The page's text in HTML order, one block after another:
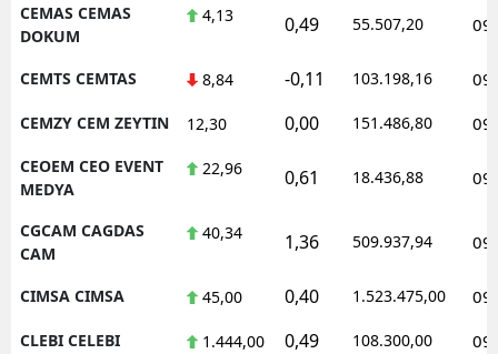
CEMAS CEMAS
DOKUM
4,13 0,49 55.507,20
CEMTS CEMTAS 8,84 -0,11 103.198,16
CEMZY CEM ZEYTIN 12,30 0,00 151.486,80
CEOEM CEO EVENT
MEDYA
22,96 0,61 18.436,88
CGCAM CAGDAS
CAM
40,34 1,36 509.937,94
CIMSA CIMSA 45,00 0,40 1.523.475,00
CLEBI CELEBI 1.444,00 0,49 108.300,00